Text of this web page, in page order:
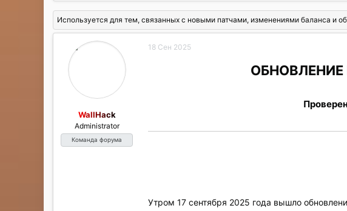
р
т
е
ы
н
а
ч
л
Используется для тем, связанных с новыми патчами, изменениями баланса и
WallHack
Administrator
Команда форума
18 Сен 2025
ОБНОВЛЕНИЕ
Утром 17 сентября 2025 года вышло